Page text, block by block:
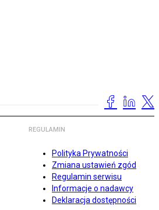
REGULAMIN
Polityka Prywatności
Zmiana ustawień zgód
Regulamin serwisu
Informacje o nadawcy
Deklaracja dostępności